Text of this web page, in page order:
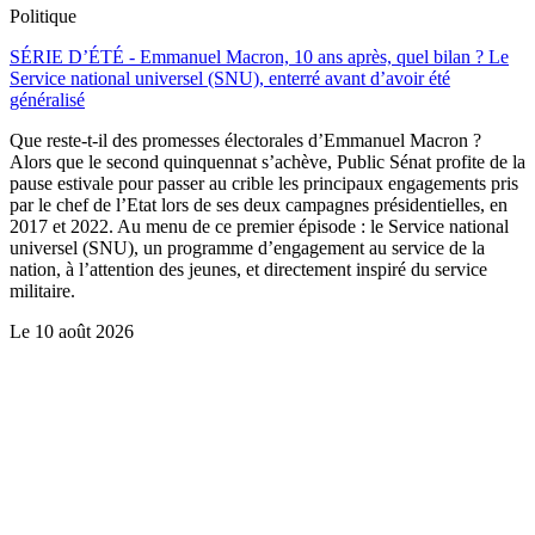
Politique
SÉRIE D’ÉTÉ - Emmanuel Macron, 10 ans après, quel bilan ? Le
Service national universel (SNU), enterré avant d’avoir été
généralisé
Que reste-t-il des promesses électorales d’Emmanuel Macron ?
Alors que le second quinquennat s’achève, Public Sénat profite de la
pause estivale pour passer au crible les principaux engagements pris
par le chef de l’Etat lors de ses deux campagnes présidentielles, en
2017 et 2022. Au menu de ce premier épisode : le Service national
universel (SNU), un programme d’engagement au service de la
nation, à l’attention des jeunes, et directement inspiré du service
militaire.
Le 10 août 2026